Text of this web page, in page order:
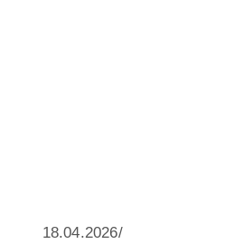
18.04.2026/